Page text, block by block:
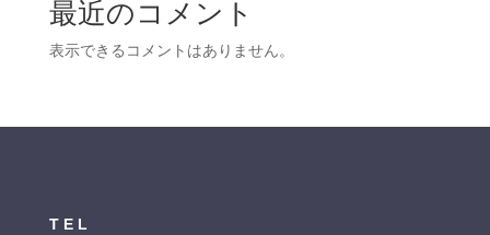
最近のコメント
表示できるコメントはありません。
TEL